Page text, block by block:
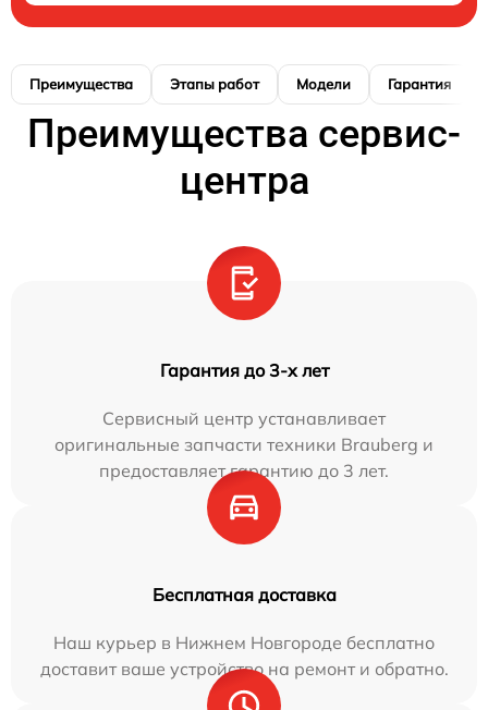
Преимущества Этапы работ Модели Гарантия
Преимущества сервис-
центра
Гарантия до 3-х лет
Сервисный центр устанавливает
оригинальные запчасти техники Brauberg и
предоставляет гарантию до 3 лет.
Бесплатная доставка
Наш курьер в Нижнем Новгороде бесплатно
доставит ваше устройство на ремонт и обратно.